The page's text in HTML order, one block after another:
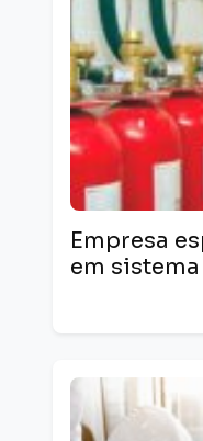
Empresa
em